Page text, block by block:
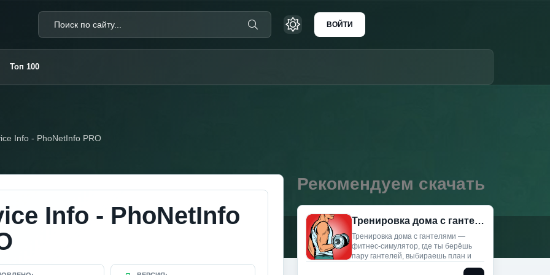
ВОЙТИ
Топ 100
Info - PhoNetInfo PRO
Info - PhoNetInfo
Рекомендуем скачать
Тренировка дома с гантелями (Мод, Unlocked)
Тренировка дома с гантелями —
фитнес‑симулятор, где ты берёшь
пару гантелей, выбираешь план и